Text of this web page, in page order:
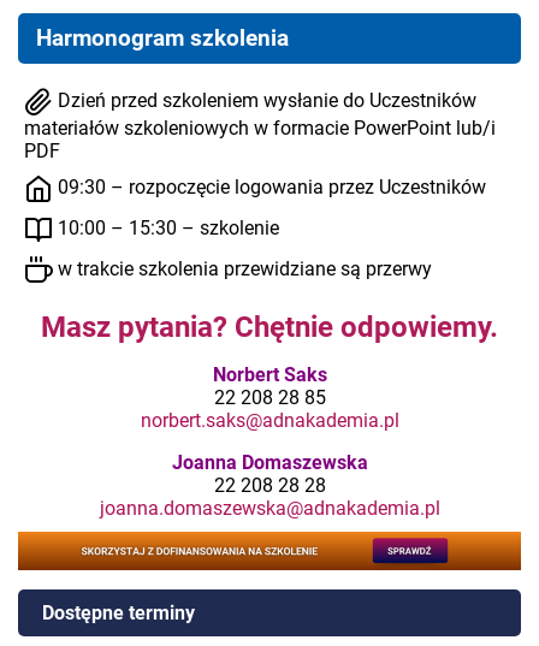
Harmonogram szkolenia
Dzień przed szkoleniem wysłanie do Uczestników
materiałów szkoleniowych w formacie PowerPoint lub/i
PDF
09:30 – rozpoczęcie logowania przez Uczestników
10:00 – 15:30 – szkolenie
w trakcie szkolenia przewidziane są przerwy
Masz pytania? Chętnie odpowiemy.
Norbert Saks
22 208 28 85
norbert.saks@adnakademia.pl
Joanna Domaszewska
22 208 28 28
joanna.domaszewska@adnakademia.pl
Dostępne terminy